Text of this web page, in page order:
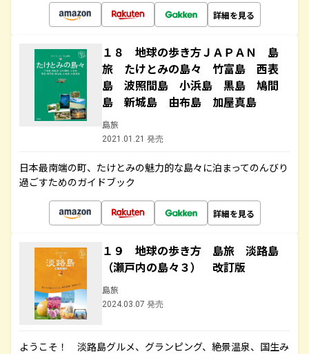
詳細を見る
１８ 地球の歩き方ＪＡＰＡＮ 島
旅 たけとみの島々 竹富島 西表
島 波照間島 小浜島 黒島 鳩間
島 新城島 由布島 加屋真島
島旅
2021.01.21 発売
日本最南端の町、たけとみの魅力的な島々に泊まってのんびり
過ごすためのガイドブック
詳細を見る
１９ 地球の歩き方 島旅 淡路島
（瀬戸内の島々３） 改訂版
島旅
2024.03.07 発売
ようこそ！ 淡路島グルメ、グランピング、絶景温泉、国生み